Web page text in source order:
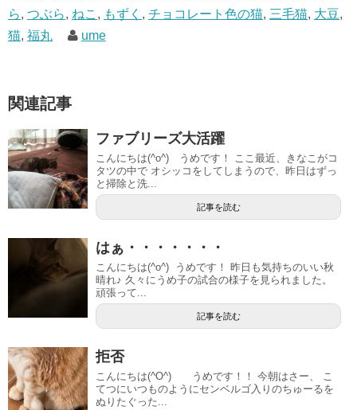
ら, つぶら, ねこ , もずく , チョコレート色の猫, 三毛猫, 大豆,
猫, 福丸 ume
関連記事
ファブリーズ大活躍
こんにちは(^o^) うめです！ ここ最近、きなこがコ
タツの中で オシッコをしてしまうので、昨日はずっ
と掃除と洗...
記事を読む
はぁ・・・・・・・
こんにちは(^o^) うめです！ 昨日も気持ちのいい秋
晴れ♪ 久々にうめ子の試合の様子を見られました。
頑張って...
記事を読む
拒否
こんにちは(^O^) うめです！！ 今朝はさー、 こ
てつにいつものようにセンベルゴ入りのちゅーるを
ぬりたぐった...